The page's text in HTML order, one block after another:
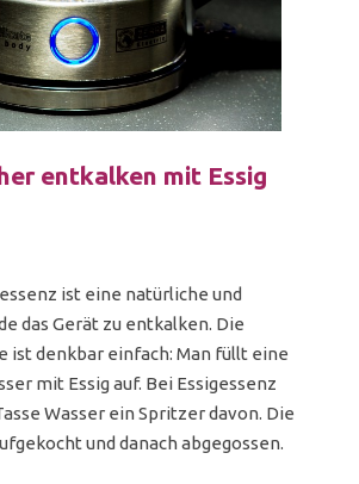
entkalken mit Essig
ist eine natürliche und
das Gerät zu entkalken. Die
ist denkbar einfach: Man füllt eine
mit Essig auf. Bei Essigessenz
Wasser ein Spritzer davon. Die
und danach abgegossen.